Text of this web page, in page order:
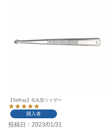
【Selfray】先丸型ツイザー
購入者
投稿日 2023/01/31